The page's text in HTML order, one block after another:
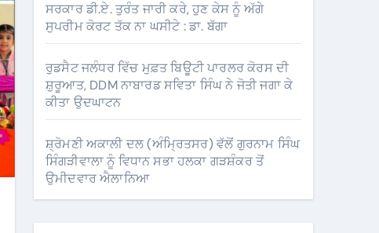
ਸਰਕਾਰ ਡੀ.ਏ. ਤੁਰੰਤ ਜਾਰੀ ਕਰੇ, ਹੁਣ ਕੇਸ ਨੂੰ ਅੱਗੇ
ਸੁਪਰੀਮ ਕੋਰਟ ਤੱਕ ਨਾ ਘਸੀਟੇ : ਡਾ. ਬੱਗਾ
ਰੁਡਸੈਟ ਜਲੰਧਰ ਵਿੱਚ ਮੁਫ਼ਤ ਬਿਊਟੀ ਪਾਰਲਰ ਕੋਰਸ ਦੀ
ਸ਼ੁਰੂਆਤ, DDM ਨਾਬਾਰਡ ਸਵਿਤਾ ਸਿੰਘ ਨੇ ਜੋਤੀ ਜਗਾ ਕੇ
ਕੀਤਾ ਉਦਘਾਟਨ
ਸ਼੍ਰੋਮਣੀ ਅਕਾਲੀ ਦਲ (ਅੰਮ੍ਰਿਤਸਰ) ਵੱਲੋਂ ਗੁਰਨਾਮ ਸਿੰਘ
ਸਿੰਗੜੀਵਾਲਾ ਨੂੰ ਵਿਧਾਨ ਸਭਾ ਹਲਕਾ ਗੜਸ਼ੰਕਰ ਤੋਂ
ਉਮੀਦਵਾਰ ਐਲਾਨਿਆ